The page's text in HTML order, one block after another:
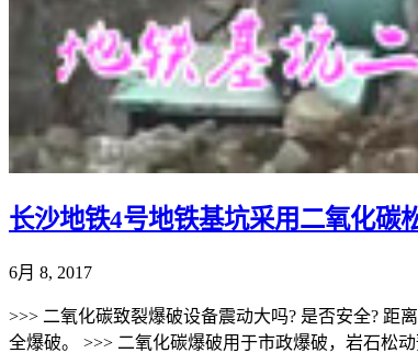
长沙地铁4号地铁基坑采用二氧化碳
6月 8, 2017
>>> 二氧化碳致裂爆破设备震动大吗? 是否安全? 距
全爆破。 >>> 二氧化碳爆破用于市政爆破，岩石松